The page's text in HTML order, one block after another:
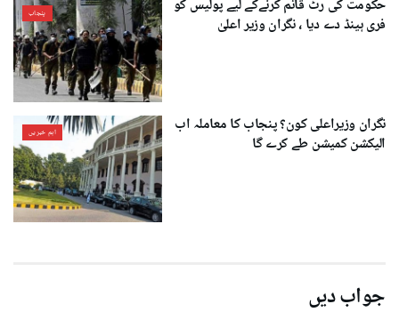
پنجاب
حکومت کی رٹ قائم کرنےکے لیے پولیس کو
فری ہینڈ دے دیا ، نگران وزیر اعلیٰ
اہم خبریں
نگران وزیراعلی کون؟ پنجاب کا معاملہ اب
الیکشن کمیشن طے کرے گا
جواب دیں